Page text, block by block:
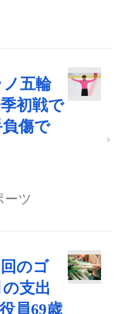
ノ五輪
初戦で
傷で
ーツ
のゴ
支出
員69歳